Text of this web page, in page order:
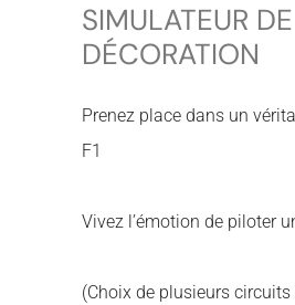
SIMULATEUR
DÉCORATION
Prenez place dans un
F1
Vivez l’émotion de piloter
(Choix de plusieurs circuits